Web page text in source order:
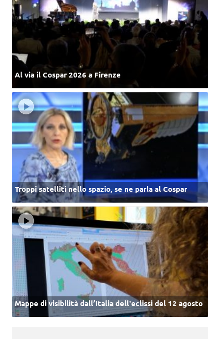
Al via il Cospar 2026 a Firenze
Troppi satelliti nello spazio, se ne parla al Cospar
Mappe di visibilità dall’Italia dell'eclissi del 12 agosto